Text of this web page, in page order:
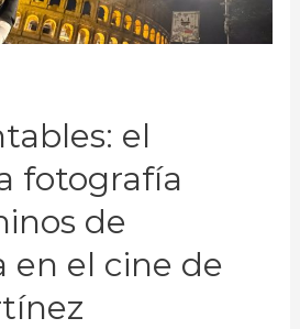
el
fotografía
de
en el cine de